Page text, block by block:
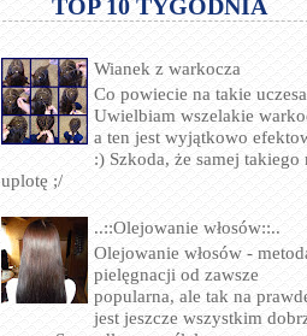
TOP 10 TYGODNIA
Wianek z warkocza
Co powiecie na takie
Uwielbiam wszelakie
a ten jest wyjątkowo
:) Szkoda, że samej takiego
uplotę ;/
..::Olejowanie włosów::..
Olejowanie włosów -
pielęgnacji od zawsze
popularna, ale tak na
jest jeszcze wszystkim